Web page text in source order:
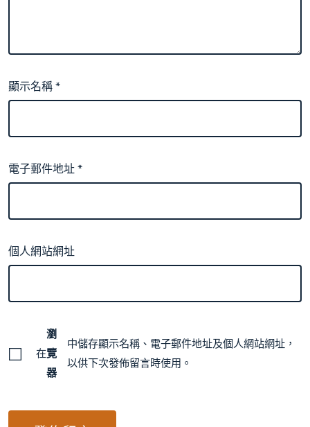
顯示名稱*
電子郵件地址*
個人網站網址
在
瀏
覽
器
中儲存顯示名稱、電子郵件地址及個人網站網址，
以供下次發佈留言時使用。